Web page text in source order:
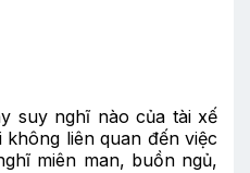
suy nghĩ nào của tài xế
không liên quan đến việc
miên man, buồn ngủ,